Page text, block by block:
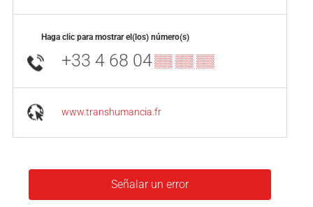
Haga clic para mostrar el(los) número(s)
+33 4 68 04▒▒ ▒▒ ▒▒
www.transhumancia.fr
Señalar un error